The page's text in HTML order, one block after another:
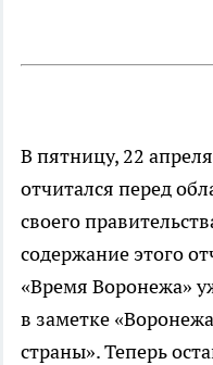
В пятницу, 22
отчитался перед
своего
содержание этого
«Время Воронежа»
в заметке
страны». Теперь